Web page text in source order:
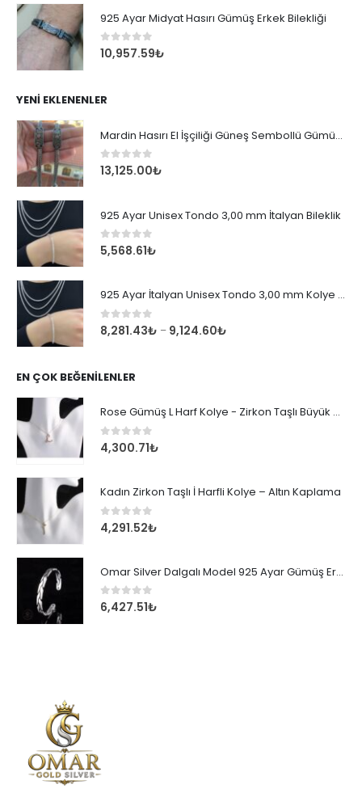
925 Ayar Midyat Hasırı Gümüş Erkek Bilekliği
0out of 5
10,957.59₺
YENI EKLENENLER
Mardin Hasırı El İşçiliği Güneş Sembollü Gümüş Erkek Bileklik
0out of 5
13,125.00₺
925 Ayar Unisex Tondo 3,00 mm İtalyan Bileklik
0 out of 5
5,568.61₺
925 Ayar İtalyan Unisex Tondo 3,00 mm Kolye Zincir
0 out of 5
8,281.43₺ – 9,124.60₺
EN ÇOK BEĞENILENLER
Rose Gümüş L Harf Kolye - Zirkon Taşlı Büyük Boy Kadın Kolyesi
0 out of 5
4,300.71₺
Kadın Zirkon Taşlı İ Harfli Kolye – Altın Kaplama
0 out of 5
4,291.52₺
Omar Silver Dalgalı Model 925 Ayar Gümüş Erkek Bileklik
0 out of 5
6,427.51₺